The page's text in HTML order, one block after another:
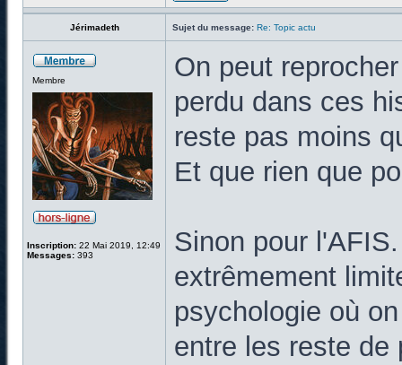
Jérimadeth Sujet du message: Re: Topic actu
Membre
Inscription: 22 Mai 2019, 12:49
Messages: 393
On peut
perdu dans ces
reste pas moins
Et que rien que
Sinon pour
extrêmement
psychologie où
entre les reste de